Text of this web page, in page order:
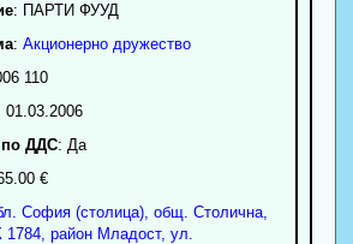
: ПАРТИ ФУУД
: Акционерно дружество
110
01.03.2006
по ДДС: Да
€
София (столица), общ. Столична,
1784, район Младост, ул.